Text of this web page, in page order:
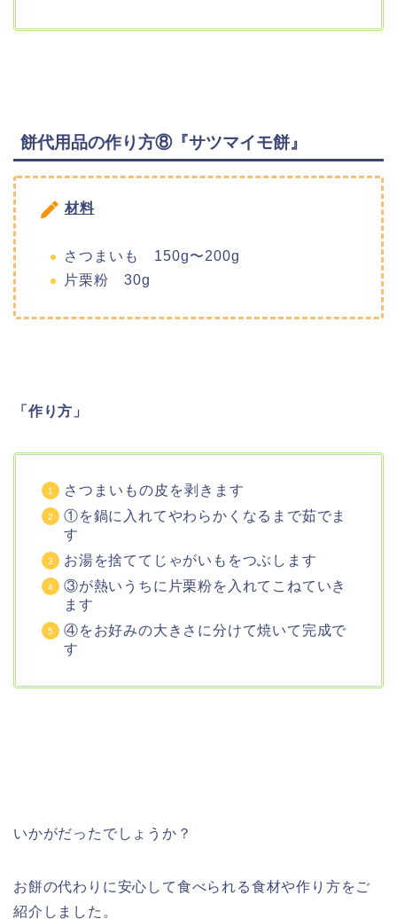
餅代用品の作り方⑧『サツマイモ餅』
材料
さつまいも 150g〜200g
片栗粉 30g
「作り方」
さつまいもの皮を剥きます
①を鍋に入れてやわらかくなるまで茹でま
す
お湯を捨ててじゃがいもをつぶします
③が熱いうちに片栗粉を入れてこねていき
ます
④をお好みの大きさに分けて焼いて完成で
す
いかがだったでしょうか？
お餅の代わりに安心して食べられる食材や作り方をご
紹介しました。